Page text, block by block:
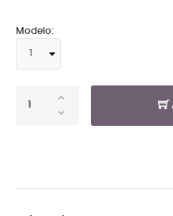
Modelo: